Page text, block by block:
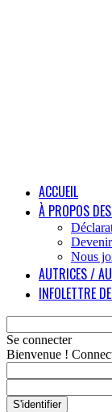
ACCUEIL
À PROPOS
Nous
AUTRICES /
INFOLETTRE
Se connecter
Bienvenue !